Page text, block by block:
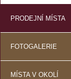
PRODEJNÍ MÍSTA
FOTOGALERIE
MÍSTA V OKOLÍ